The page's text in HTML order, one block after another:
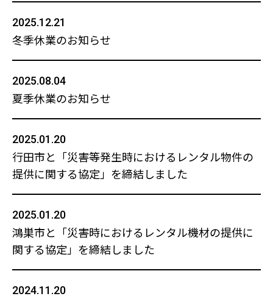
2025.12.21
冬季休業のお知らせ
2025.08.04
夏季休業のお知らせ
2025.01.20
行田市と「災害等発生時におけるレンタル物件の
提供に関する協定」を締結しました
2025.01.20
鴻巣市と「災害時におけるレンタル機材の提供に
関する協定」を締結しました
2024.11.20